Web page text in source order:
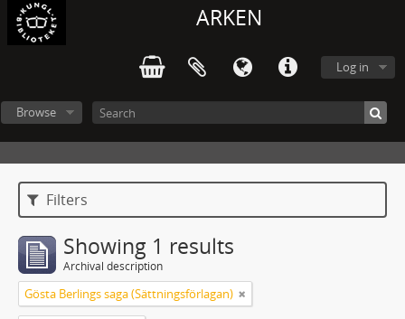
ARKEN
Log in
Browse
Filters
Showing 1 results
Archival description
Gösta Berlings saga (Sättningsförlagan)